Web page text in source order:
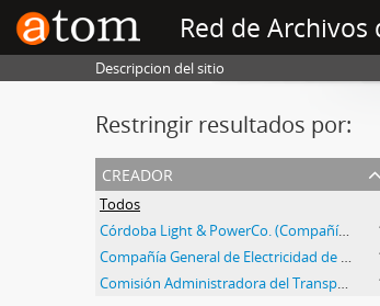
Red de Archivos
Descripcion del sitio
Restringir resultados por:
creador
Todos
Córdoba Light & PowerCo. (Compañía de Luz y Fuerza de Córdoba)
Compañía General de Electricidad de Córdoba
Comisión Administradora del Transporte Automotor